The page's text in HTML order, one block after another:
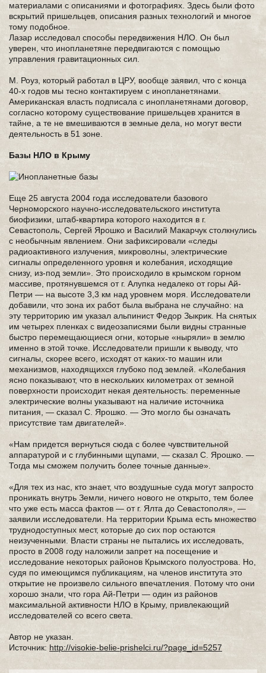
материалами с описаниями и фотографиях. Здесь были фото
вскрытий пришельцев, описания разных технологий и многое
тому подобное.
Лазар исследовал способы передвижения НЛО. Он был
уверен, что инопланетяне передвигаются с помощью
управления гравитационных сил.
М. Роуз, который работал в ЦРУ, вообще заявил, что с конца
40-х годов мы тесно контактируем с инопланетянами.
Американская власть подписала с инопланетянами договор,
согласно которому существование пришельцев хранится в
тайне, а те не вмешиваются в земные дела, но могут вести
деятельность в 51 зоне.
Базы НЛО в Крыму
Еще 25 августа 2004 года исследователи базового
Черноморского научно-исследовательского института
биофизики, штаб-квартира которого находится в г.
Севастополь, Сергей Ярошко и Василий Макарчук столкнулись
с необычным явлением. Они зафиксировали «следы
радиоактивного излучения, микроволны, электрические
сигналы определенного уровня и колебания, исходящие
снизу, из-под земли». Это происходило в крымском горном
массиве, протянувшемся от г. Алупка недалеко от горы Ай-
Петри — на высоте 3,3 км над уровнем моря. Исследователи
добавили, что зона их работ была выбрана не случайно: на
эту территорию им указал альпинист Федор Зыкрик. На снятых
им четырех пленках с видеозаписями были видны странные
быстро перемещающиеся огни, которые «ныряли» в землю
именно в этой точке. Исследователи пришли к выводу, что
сигналы, скорее всего, исходят от каких-то машин или
механизмов, находящихся глубоко под землей. «Колебания
ясно показывают, что в нескольких километрах от земной
поверхности происходит некая деятельность: переменные
электрические волны указывают на наличие источника
питания, — сказал С. Ярошко. — Это могло бы означать
присутствие там двигателей».
«Нам придется вернуться сюда с более чувствительной
аппаратурой и с глубинными щупами, — сказал С. Ярошко. —
Тогда мы сможем получить более точные данные».
«Для тех из нас, кто знает, что воздушные суда могут запросто
проникать внутрь Земли, ничего нового не открыто, тем более
что уже есть масса фактов — от г. Ялта до Севастополя», —
заявили исследователи. На территории Крыма есть множество
труднодоступных мест, которые до сих пор остаются
неизученными. Власти страны не пытались их исследовать,
просто в 2008 году наложили запрет на посещение и
исследование некоторых районов Крымского полуострова. Но,
судя по имеющимся публикациям, на членов института это
открытие не произвело сильного впечатления. Потому что они
хорошо знали, что гора Ай-Петри — один из районов
максимальной активности НЛО в Крыму, привлекающий
исследователей со всего света.
Автор не указан.
Источник: http://visokie-belie-prishelci.ru/?page_id=5257